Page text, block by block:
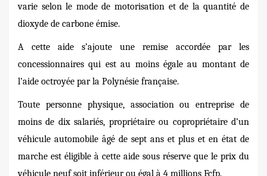
varie selon le mode de motorisation et de la quantité de
dioxyde de carbone émise.
A cette aide s’ajoute une remise accordée par les
concessionnaires qui est au moins égale au montant de
l’aide octroyée par la Polynésie française.
Toute personne physique, association ou entreprise de
moins de dix salariés, propriétaire ou copropriétaire d’un
véhicule automobile âgé de sept ans et plus et en état de
marche est éligible à cette aide sous réserve que le prix du
véhicule neuf soit inférieur ou égal à 4 millions Fcfp.